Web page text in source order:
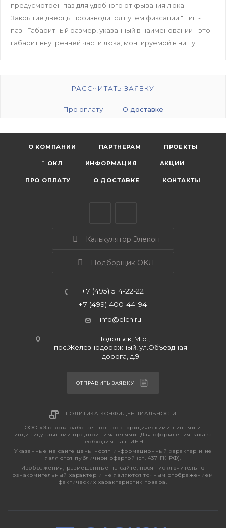
предусмотрен паз для удобного открывания люка.
Закрытие дверцы производится путем фиксации "шип -
паз". Габаритный размер, указанный в наименовании - это
габарит внутренней части люка, монтируемой в нишу.
РАССЧИТАТЬ ЗАЯВКУ
Про оплату О доставке
О КОМПАНИИ ПАРТНЕРАМ ПРОЕКТЫ
ОКЛ ИНФОРМАЦИЯ АКЦИИ
ПРО ОПЛАТУ О ДОСТАВКЕ КОНТАКТЫ
Калькулятор Элекон
Подборщик ОКЛ
+7 (495) 514-22-22
+7 (499) 400-44-94
info@elcn.ru
г. Подольск, М.о.,
пос.Железнодорожный, ул.Объездная
дорога, д.9
ОТПРАВИТЬ ЗАЯВКУ
ПОЛИТИКА КОНФИДЕНЦИАЛЬНОСТИ
ООО «Элекон» работает только с юридическими лицами и
индивидуальными предпринимателями. Для оформления заказа
необходим ваш ИНН.
Указанные на сайте цены носят информационный характер и не
являются публичной офертой (ст. 437 ГК РФ).
Изображения, размещенные на сайте, носят исключительно
ознакомительный характер и не являются точным отображением
фактических характеристик товара.